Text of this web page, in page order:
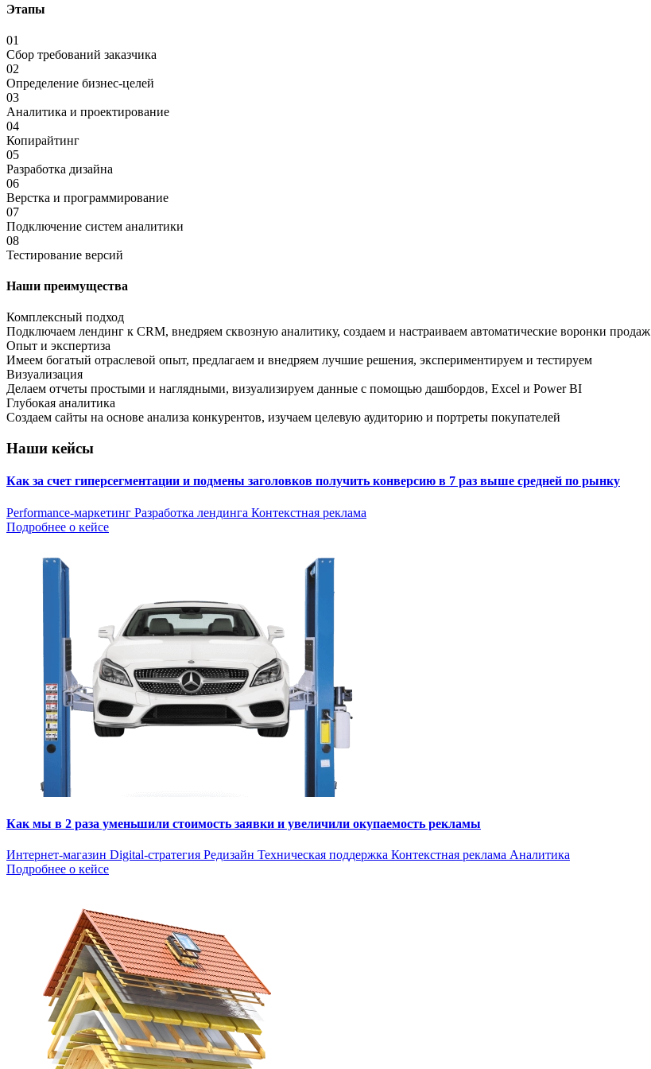
Этапы
01
Сбор требований заказчика
02
Определение бизнес-целей
03
Аналитика и проектирование
04
Копирайтинг
05
Разработка дизайна
06
Верстка и программирование
07
Подключение систем аналитики
08
Тестирование версий
Наши преимущества
Комплексный подход
Подключаем лендинг к CRM, внедряем сквозную аналитику, создаем и настраиваем автоматические воронки продаж
Опыт и экспертиза
Имеем богатый отраслевой опыт, предлагаем и внедряем лучшие решения, экспериментируем и тестируем
Визуализация
Делаем отчеты простыми и наглядными, визуализируем данные с помощью дашбордов, Excel и Power BI
Глубокая аналитика
Создаем сайты на основе анализа конкурентов, изучаем целевую аудиторию и портреты покупателей
Наши кейсы
Как за счет гиперсегментации и подмены заголовков получить конверсию в 7 раз выше средней по рынку
Performance-маркетинг Разработка лендинга Контекстная реклама
Подробнее о кейсе
Как мы в 2 раза уменьшили стоимость заявки и увеличили окупаемость рекламы
Интернет-магазин Digital-стратегия Редизайн Техническая поддержка Контекстная реклама Аналитика
Подробнее о кейсе